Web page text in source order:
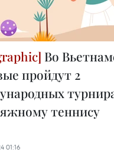
Во
пройдут 2
теннису
01:16